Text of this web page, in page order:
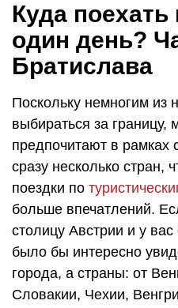
Куда
один день?
Братислава
Поскольку немногим из
выбираться за границу,
предпочитают в рамках
сразу несколько стран,
поездки по
больше впечатлений.
столицу Австрии и у
было бы интересно
города, а страны: от
Словакии, Чехии,